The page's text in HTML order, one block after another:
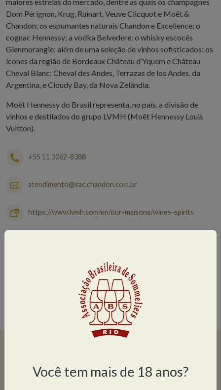
Dom Pérignon, Krug, Ruinart, Veuve Clicquot e Moët &
Chandon; os espumantes naturais Chandon e Excellence; o
cognac Hennessy; a vodka Belvedere; o whisky escocês
Glenmorangie; além de uma seleção de vinhos sofisticados: os
ícones da região de Bordeaux Château d’Yquem e Château
Cheval Blanc; Cheval des Andes, Terrazas de los Andes, da
Argentina, e Cloudy Bay, da Nova Zelândia.
Moët Hennessy do Brasil representa, no país, a divisão de
vinhos e destilados do grupo LVMH (Moët Hennessy Louis
Vuitton).
+55 11 3062-8388
atendimento@sac.chandon.com.br
https://www.lvmh.com/en/our-maisons/wines-spirits
ShareFacebook
TwitterWhatsApp
LinkedIn
Você tem mais de 18 anos?